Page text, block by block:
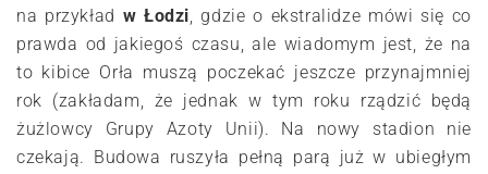
na przykład w Łodzi, gdzie o ekstralidze mówi się co
prawda od jakiegoś czasu, ale wiadomym jest, że na
to kibice Orła muszą poczekać jeszcze przynajmniej
rok (zakładam, że jednak w tym roku rządzić będą
żużlowcy Grupy Azoty Unii). Na nowy stadion nie
czekają. Budowa ruszyła pełną parą już w ubiegłym